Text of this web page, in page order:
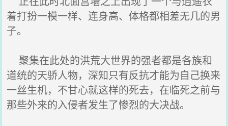
着打扮一模一样、连身高、体格都相差无几的男
子。
聚集在此处的洪荒大世界的强者都是各族和
道统的天骄人物，深知只有反抗才能为自己换来
一丝生机，不甘心就这样的死去，在临死之前与
那些外来的入侵者发生了惨烈的大决战。